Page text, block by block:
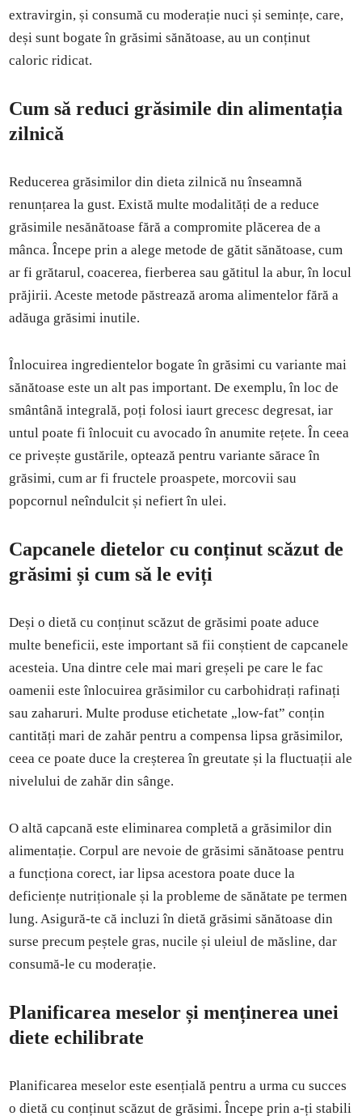
extravirgin, și consumă cu moderație nuci și semințe, care,
deși sunt bogate în grăsimi sănătoase, au un conținut
caloric ridicat.
Cum să reduci grăsimile din alimentația
zilnică
Reducerea grăsimilor din dieta zilnică nu înseamnă
renunțarea la gust. Există multe modalități de a reduce
grăsimile nesănătoase fără a compromite plăcerea de a
mânca. Începe prin a alege metode de gătit sănătoase, cum
ar fi grătarul, coacerea, fierberea sau gătitul la abur, în locul
prăjirii. Aceste metode păstrează aroma alimentelor fără a
adăuga grăsimi inutile.
Înlocuirea ingredientelor bogate în grăsimi cu variante mai
sănătoase este un alt pas important. De exemplu, în loc de
smântână integrală, poți folosi iaurt grecesc degresat, iar
untul poate fi înlocuit cu avocado în anumite rețete. În ceea
ce privește gustările, optează pentru variante sărace în
grăsimi, cum ar fi fructele proaspete, morcovii sau
popcornul neîndulcit și nefiert în ulei.
Capcanele dietelor cu conținut scăzut de
grăsimi și cum să le eviți
Deși o dietă cu conținut scăzut de grăsimi poate aduce
multe beneficii, este important să fii conștient de capcanele
acesteia. Una dintre cele mai mari greșeli pe care le fac
oamenii este înlocuirea grăsimilor cu carbohidrați rafinați
sau zaharuri. Multe produse etichetate „low-fat” conțin
cantități mari de zahăr pentru a compensa lipsa grăsimilor,
ceea ce poate duce la creșterea în greutate și la fluctuații ale
nivelului de zahăr din sânge.
O altă capcană este eliminarea completă a grăsimilor din
alimentație. Corpul are nevoie de grăsimi sănătoase pentru
a funcționa corect, iar lipsa acestora poate duce la
deficiențe nutriționale și la probleme de sănătate pe termen
lung. Asigură-te că incluzi în dietă grăsimi sănătoase din
surse precum peștele gras, nucile și uleiul de măsline, dar
consumă-le cu moderație.
Planificarea meselor și menținerea unei
diete echilibrate
Planificarea meselor este esențială pentru a urma cu succes
o dietă cu conținut scăzut de grăsimi. Începe prin a-ți stabili